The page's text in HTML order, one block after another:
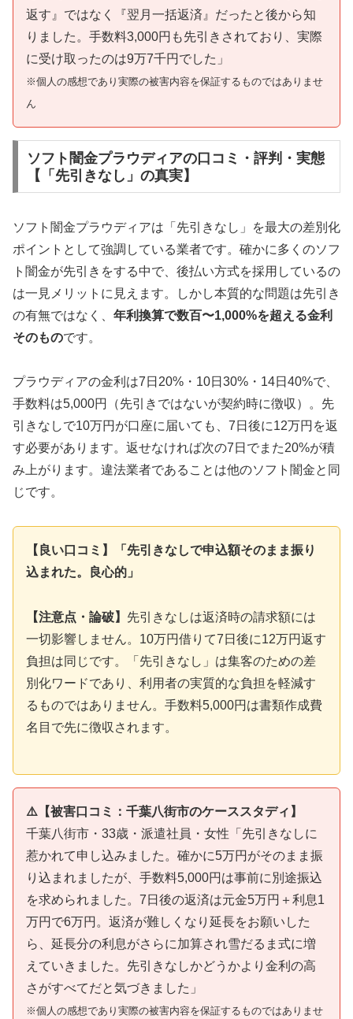
返す』ではなく『翌月一括返済』だったと後から知
りました。手数料3,000円も先引きされており、実際
に受け取ったのは9万7千円でした」
※個人の感想であり実際の被害内容を保証するものではありませ
ん
ソフト闇金プラウディアの口コミ・評判・実態
【「先引きなし」の真実】
ソフト闇金プラウディアは「先引きなし」を最大の差別化
ポイントとして強調している業者です。確かに多くのソフ
ト闇金が先引きをする中で、後払い方式を採用しているの
は一見メリットに見えます。しかし本質的な問題は先引き
の有無ではなく、 年利換算で数百〜1,000%を超える金利
そのものです。
プラウディアの金利は7日20%・10日30%・14日40%で、
手数料は5,000円（先引きではないが契約時に徴収）。先
引きなしで10万円が口座に届いても、7日後に12万円を返
す必要があります。返せなければ次の7日でまた20%が積
み上がります。違法業者であることは他のソフト闇金と同
じです。
【良い口コミ】「先引きなしで申込額そのまま振り
込まれた。良心的」
【注意点・論破】 先引きなしは返済時の請求額には
一切影響しません。10万円借りて7日後に12万円返す
負担は同じです。「先引きなし」は集客のための差
別化ワードであり、利用者の実質的な負担を軽減す
るものではありません。手数料5,000円は書類作成費
名目で先に徴収されます。
⚠️【被害口コミ：千葉八街市のケーススタディ】
千葉八街市・33歳・派遣社員・女性「先引きなしに
惹かれて申し込みました。確かに5万円がそのまま振
り込まれましたが、手数料5,000円は事前に別途振込
を求められました。7日後の返済は元金5万円＋利息1
万円で6万円。返済が難しくなり延長をお願いした
ら、延長分の利息がさらに加算され雪だるま式に増
えていきました。先引きなしかどうかより金利の高
さがすべてだと気づきました」
※個人の感想であり実際の被害内容を保証するものではありませ